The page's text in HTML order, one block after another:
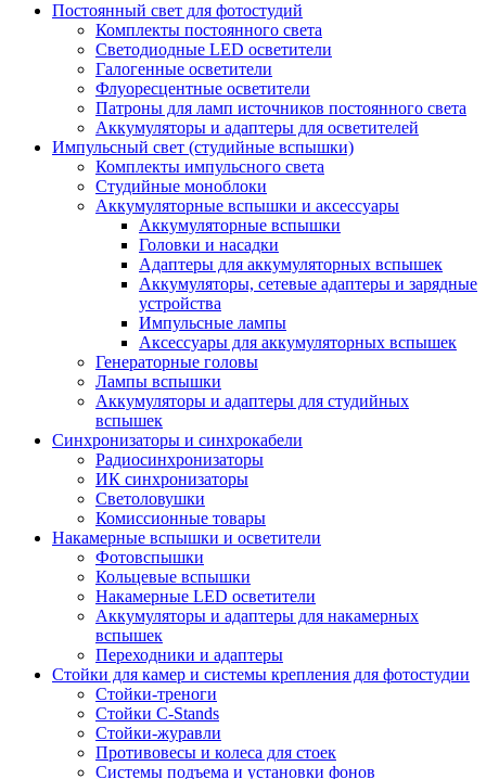
Постоянный свет для фотостудий
Комплекты постоянного света
Светодиодные LED осветители
Галогенные осветители
Флуоресцентные осветители
Патроны для ламп источников постоянного света
Аккумуляторы и адаптеры для осветителей
Импульсный свет (студийные вспышки)
Комплекты импульсного света
Студийные моноблоки
Аккумуляторные вспышки и аксессуары
Аккумуляторные вспышки
Головки и насадки
Адаптеры для аккумуляторных вспышек
Аккумуляторы, сетевые адаптеры и зарядные
устройства
Импульсные лампы
Аксессуары для аккумуляторных вспышек
Генераторные головы
Лампы вспышки
Аккумуляторы и адаптеры для студийных
вспышек
Синхронизаторы и синхрокабели
Радиосинхронизаторы
ИК синхронизаторы
Светоловушки
Комиссионные товары
Накамерные вспышки и осветители
Фотовспышки
Кольцевые вспышки
Накамерные LED осветители
Аккумуляторы и адаптеры для накамерных
вспышек
Переходники и адаптеры
Стойки для камер и системы крепления для фотостудии
Стойки-треноги
Стойки C-Stands
Стойки-журавли
Противовесы и колеса для стоек
Системы подъема и установки фонов